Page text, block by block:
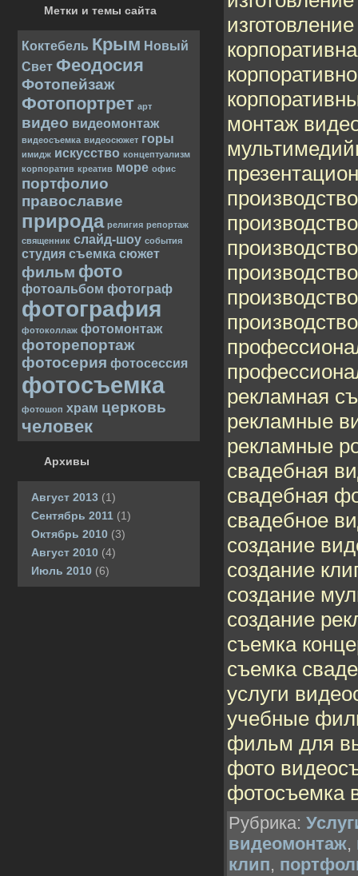
Метки и темы сайта
Коктебель Крым Новый
Свет Феодосия
Фотопейзаж
Фотопортрет арт
видео видеомонтаж
видеосъемка видеосюжет горы
имидж искусство концептуализм
корпоратив креатив море офис
портфолио
православие
природа религия репортаж
священник слайд-шоу события
студия съемка сюжет
фильм фото
фотоальбом фотограф
фотография
фотоколлаж фотомонтаж
фоторепортаж
фотосерия фотосессия
фотосъемка
фотошоп храм церковь
человек
Архивы
Август 2013 (1)
Сентябрь 2011 (1)
Октябрь 2010 (3)
Август 2010 (4)
Июль 2010 (6)
монтаж
рекламная
рекламные
рекламные
свадебная
свадебная
свадебное
создание
создание
создание
создание
съемка
съемка
услуги
учебные
фильм для
фото
фотосъемка
Рубрика:
видеомонтаж,
клип,